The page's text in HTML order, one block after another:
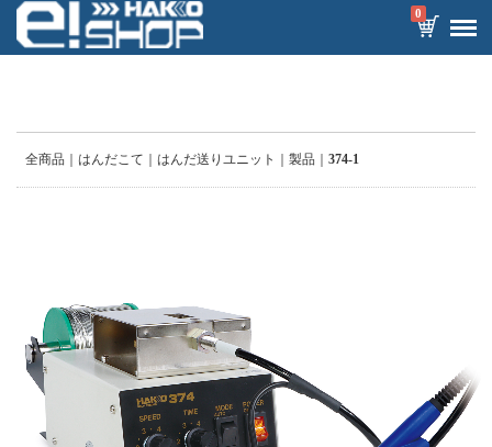
0
全商品 はんだこて はんだ送りユニット 製品 374-1